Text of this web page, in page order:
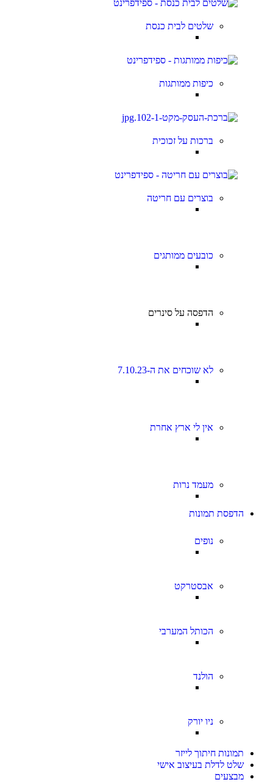
שלטים לבית כנסת
כיפות ממותגות
ברכות על זכוכית
בוצרים עם חריטה
כובעים ממותגים
הדפסה על סינרים
לא שוכחים את ה-7.10.23
אין לי ארץ אחרת
מעמד נרות
הדפסת תמונות
נופים
אבסטרקט
הכותל המערבי
הולנד
ניו יורק
תמונות חיתוך לייזר
שלט לדלת בעיצוב אישי
מבצעים